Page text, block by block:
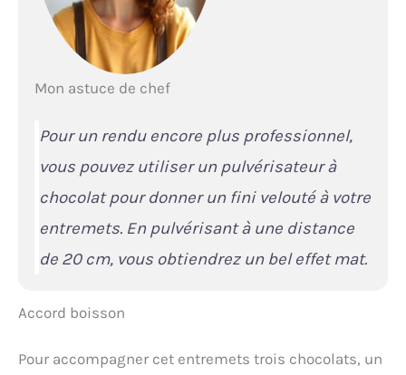
Mon astuce de chef
Pour un rendu encore plus professionnel,
vous pouvez utiliser un pulvérisateur à
chocolat pour donner un fini velouté à votre
entremets. En pulvérisant à une distance
de 20 cm, vous obtiendrez un bel effet mat.
Accord boisson
Pour accompagner cet entremets trois chocolats, un